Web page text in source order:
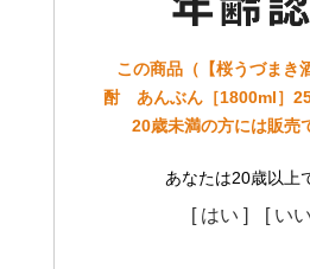
この商品（【桜うづまき
酎 あんぶん［1800ml］
20歳未満の方には販売
あなたは20歳以上
[ はい ] [ い